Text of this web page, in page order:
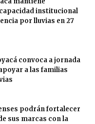
institucional
por lluvias en 27
convoca a jornada
a las familias
podrán fortalecer
sus marcas con la